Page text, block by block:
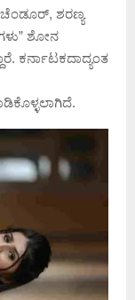
ಶರಣ್ಯ
ಶೋನ‌
ಕರ್ನಾಟಕದಾದ್ಯಂತ